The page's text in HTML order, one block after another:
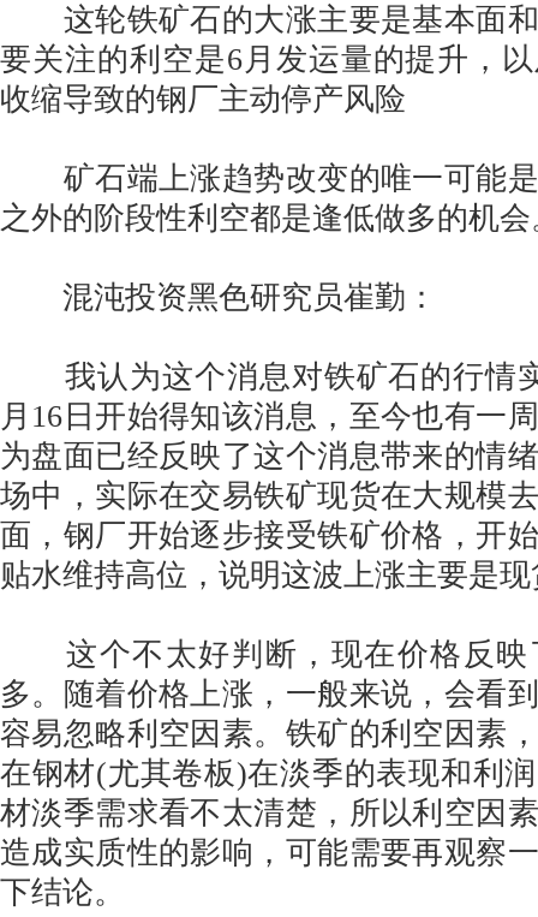
这轮铁矿石的大涨主要是基本面和
要关注的利空是6月发运量的提升，
收缩导致的钢厂主动停产风险
矿石端上涨趋势改变的唯一可能是
之外的阶段性利空都是逢低做多的机会
混沌投资黑色研究员崔勤：
我认为这个消息对铁矿石的行情
月16日开始得知该消息，至今也有一
为盘面已经反映了这个消息带来的情
场中，实际在交易铁矿现货在大规模
面，钢厂开始逐步接受铁矿价格，开
贴水维持高位，说明这波上涨主要是
这个不太好判断，现在价格反映
多。随着价格上涨，一般来说，会看
容易忽略利空因素。铁矿的利空因素
在钢材(尤其卷板)在淡季的表现和利
材淡季需求看不太清楚，所以利空因
造成实质性的影响，可能需要再观察
下结论。